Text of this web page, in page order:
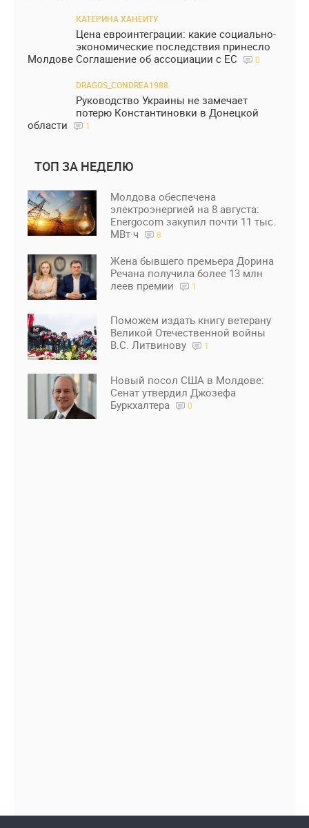
КАТЕРИНА ХАНЕИТУ
Цена евроинтеграции: какие социально-
экономические последствия принесло
Молдове Соглашение об ассоциации с ЕС
0
DRAGOS_CONDREA1988
Руководство Украины не замечает
потерю Константиновки в Донецкой
области
1
ТОП ЗА НЕДЕЛЮ
Молдова обеспечена
электроэнергией на 8 августа:
Energocom закупил почти 11 тыс.
МВт·ч
8
Жена бывшего премьера Дорина
Речана получила более 13 млн
леев премии
1
Поможем издать книгу ветерану
Великой Отечественной войны
В.С. Литвинову
1
Новый посол США в Молдове:
Сенат утвердил Джозефа
Буркхалтера
0